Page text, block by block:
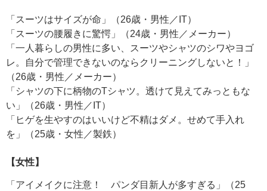
「スーツはサイズが命」（26歳・男性／IT）
「スーツの腰履きに驚愕」（24歳・男性／メーカー）
「一人暮らしの男性に多い、スーツやシャツのシワやヨゴ
レ。自分で管理できないのならクリーニングしないと！」
（26歳・男性／メーカー）
「シャツの下に柄物のTシャツ。透けて見えてみっともな
い」（26歳・男性／IT）
「ヒゲを生やすのはいいけど不精はダメ。せめて手入れ
を」（25歳・女性／製鉄）
【女性】
「アイメイクに注意！ パンダ目新人が多すぎる」（25